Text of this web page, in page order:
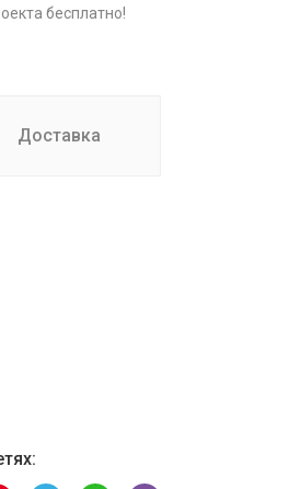
бесплатно!
Доставка